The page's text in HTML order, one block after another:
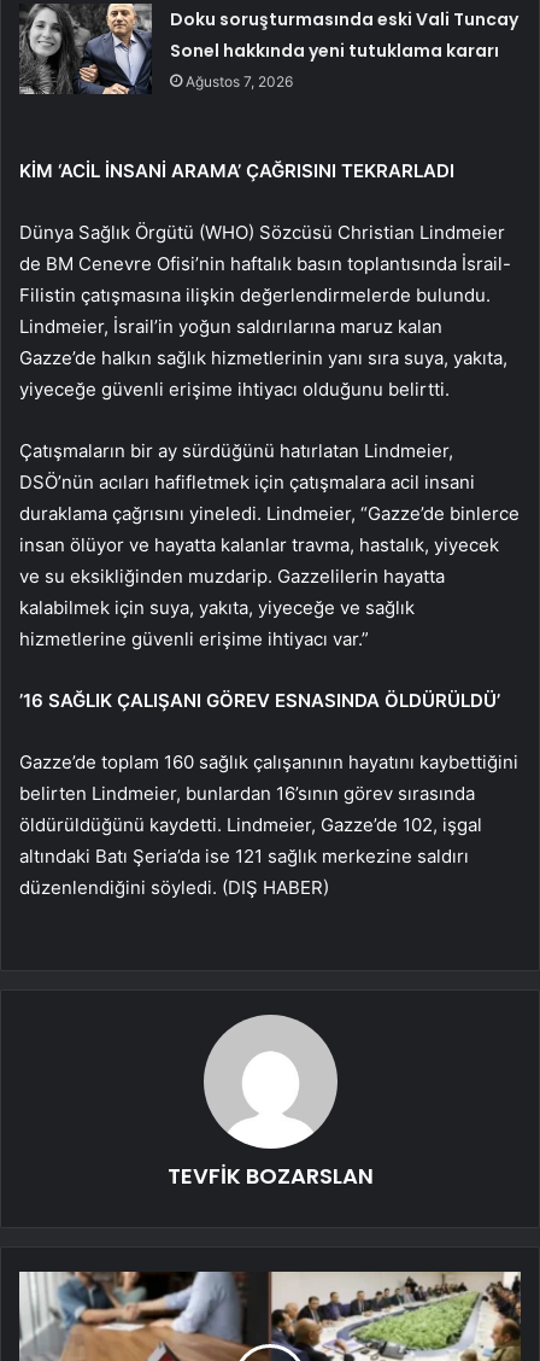
Doku soruşturmasında eski Vali Tuncay
Sonel hakkında yeni tutuklama kararı
Ağustos 7, 2026
KİM ‘ACİL İNSANİ ARAMA’ ÇAĞRISINI TEKRARLADI
Dünya Sağlık Örgütü (WHO) Sözcüsü Christian Lindmeier
de BM Cenevre Ofisi’nin haftalık basın toplantısında İsrail-
Filistin çatışmasına ilişkin değerlendirmelerde bulundu.
Lindmeier, İsrail’in yoğun saldırılarına maruz kalan
Gazze’de halkın sağlık hizmetlerinin yanı sıra suya, yakıta,
yiyeceğe güvenli erişime ihtiyacı olduğunu belirtti.
Çatışmaların bir ay sürdüğünü hatırlatan Lindmeier,
DSÖ’nün acıları hafifletmek için çatışmalara acil insani
duraklama çağrısını yineledi. Lindmeier, “Gazze’de binlerce
insan ölüyor ve hayatta kalanlar travma, hastalık, yiyecek
ve su eksikliğinden muzdarip. Gazzelilerin hayatta
kalabilmek için suya, yakıta, yiyeceğe ve sağlık
hizmetlerine güvenli erişime ihtiyacı var.”
’16 SAĞLIK ÇALIŞANI GÖREV ESNASINDA ÖLDÜRÜLDÜ’
Gazze’de toplam 160 sağlık çalışanının hayatını kaybettiğini
belirten Lindmeier, bunlardan 16’sının görev sırasında
öldürüldüğünü kaydetti. Lindmeier, Gazze’de 102, işgal
altındaki Batı Şeria’da ise 121 sağlık merkezine saldırı
düzenlendiğini söyledi. (DIŞ HABER)
TEVFİK BOZARSLAN